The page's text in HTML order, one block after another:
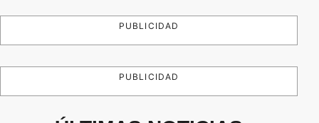
PUBLICIDAD
PUBLICIDAD